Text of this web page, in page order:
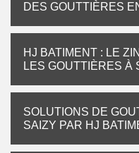
DES GOUTTIÈRES
HJ BATIMENT : LE
LES GOUTTIÈRES À
SOLUTIONS DE
SAIZY PAR HJ